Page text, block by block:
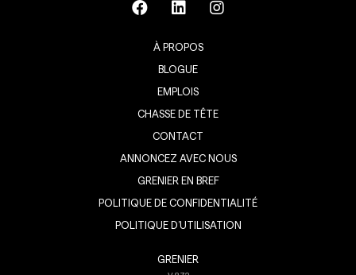
À PROPOS
BLOGUE
EMPLOIS
CHASSE DE TÊTE
CONTACT
ANNONCEZ AVEC NOUS
GRENIER EN BREF
POLITIQUE DE CONFIDENTIALITÉ
POLITIQUE D’UTILISATION
GRENIER